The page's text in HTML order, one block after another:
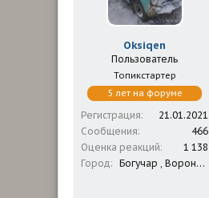
а
л
Oksiqen
Пользователь
Топикстартер
5 лет на форуме
Регистрация
21.01.2021
Сообщения
466
Оценка реакций
1 138
Город
Богучар , Воронежская обл.